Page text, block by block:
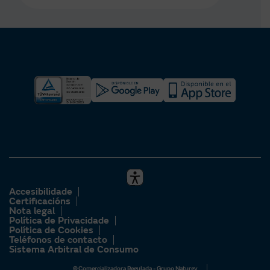
Accesibilidade
Certificacións
Nota legal
Política de Privacidade
Política de Cookies
Teléfonos de contacto
Sistema Arbitral de Consumo
© Comercializadora Regulada - Grupo Naturgy